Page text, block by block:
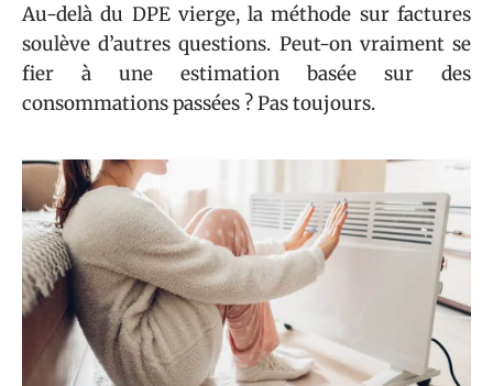
Au-delà du DPE vierge, la méthode sur factures
soulève d’autres questions. Peut-on vraiment se
fier à une estimation basée sur des
consommations passées ? Pas toujours.